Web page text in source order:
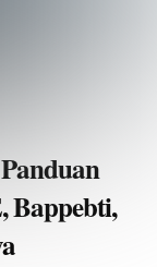
Bappebti,